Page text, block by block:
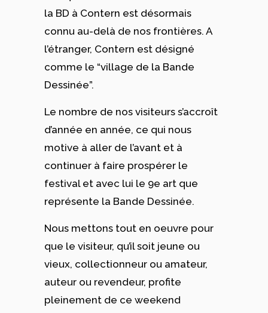
la BD à Contern est désormais
connu au-delà de nos frontières. A
l’étranger, Contern est désigné
comme le “village de la Bande
Dessinée”.
Le nombre de nos visiteurs s’accroît
d’année en année, ce qui nous
motive à aller de l’avant et à
continuer à faire prospérer le
festival et avec lui le 9e art que
représente la Bande Dessinée.
Nous mettons tout en oeuvre pour
que le visiteur, qu’il soit jeune ou
vieux, collectionneur ou amateur,
auteur ou revendeur, profite
pleinement de ce weekend